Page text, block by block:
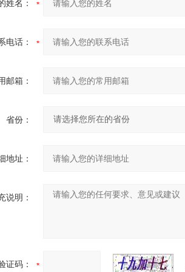
姓名：
电话：
邮箱：
省份：
地址：
说明：
证码：